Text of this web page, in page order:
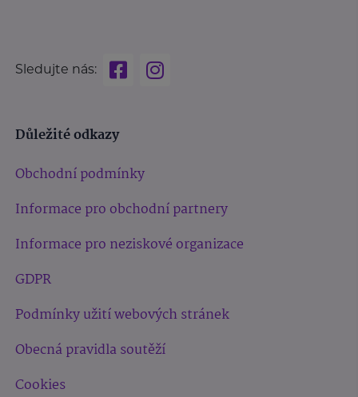
Sledujte nás:
Důležité odkazy
Obchodní podmínky
Informace pro obchodní partnery
Informace pro neziskové organizace
GDPR
Podmínky užití webových stránek
Obecná pravidla soutěží
Cookies